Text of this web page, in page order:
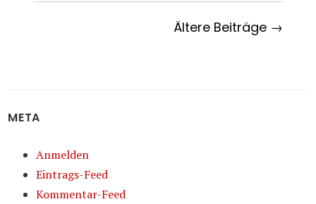
Ältere Beiträge →
META
Anmelden
Eintrags-Feed
Kommentar-Feed